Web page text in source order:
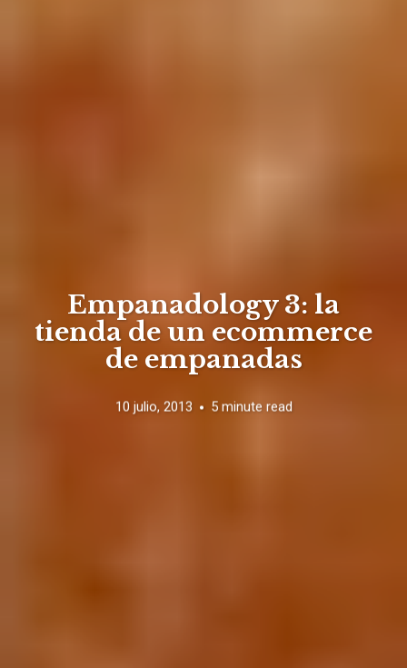
Empanadology 3: la
tienda de un ecommerce
de empanadas
10 julio, 2013 5 minute read